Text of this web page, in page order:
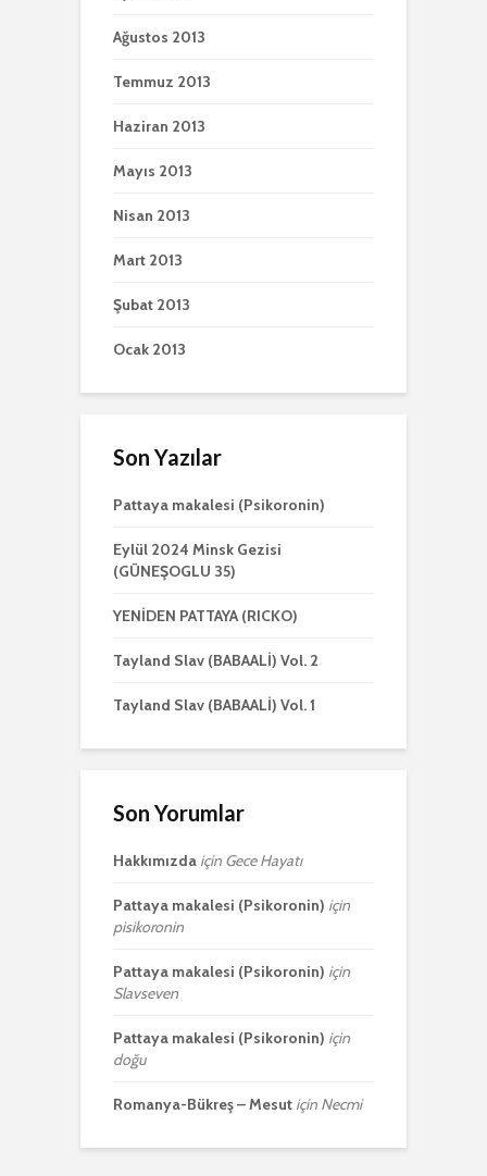
Ağustos 2013
Temmuz 2013
Haziran 2013
Mayıs 2013
Nisan 2013
Mart 2013
Şubat 2013
Ocak 2013
Son Yazılar
Pattaya makalesi (Psikoronin)
Eylül 2024 Minsk Gezisi
(GÜNEŞOGLU 35)
YENİDEN PATTAYA (RICKO)
Tayland Slav (BABAALİ) Vol. 2
Tayland Slav (BABAALİ) Vol. 1
Son Yorumlar
Hakkımızda için Gece Hayatı
Pattaya makalesi (Psikoronin) için
pisikoronin
Pattaya makalesi (Psikoronin) için
Slavseven
Pattaya makalesi (Psikoronin) için
doğu
Romanya-Bükreş – Mesut için Necmi